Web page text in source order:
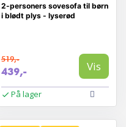
2-personers sovesofa til børn
i blødt plys - lyserød
519,-
439,- Vis
På lager